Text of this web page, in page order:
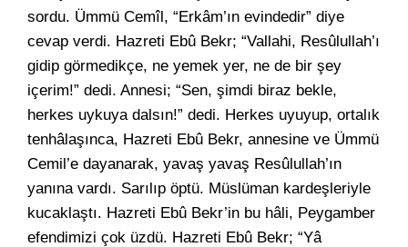
sordu. Ümmü Cemîl, “Erkâm’ın evindedir” diye
cevap verdi. Hazreti Ebû Bekr; “Vallahi, Resûlullah’ı
gidip görmedikçe, ne yemek yer, ne de bir şey
içerim!” dedi. Annesi; “Sen, şimdi biraz bekle,
herkes uykuya dalsın!” dedi. Herkes uyuyup, ortalık
tenhâlaşınca, Hazreti Ebû Bekr, annesine ve Ümmü
Cemil’e dayanarak, yavaş yavaş Resûlullah’ın
yanına vardı. Sarılıp öptü. Müslüman kardeşleriyle
kucaklaştı. Hazreti Ebû Bekr’in bu hâli, Peygamber
efendimizi çok üzdü. Hazreti Ebû Bekr; “Yâ